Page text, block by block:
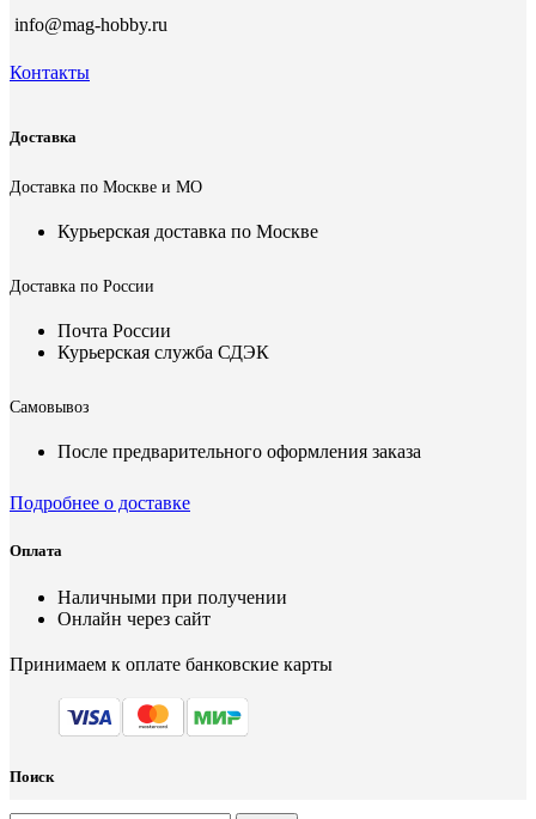
info@mag-hobby.ru
Контакты
Доставка
Доставка по Москве и МО
Курьерская доставка по Москве
Доставка по России
Почта России
Курьерская служба СДЭК
Самовывоз
После предварительного оформления заказа
Подробнее о доставке
Оплата
Наличными при получении
Онлайн через сайт
Принимаем к оплате банковские карты
Поиск